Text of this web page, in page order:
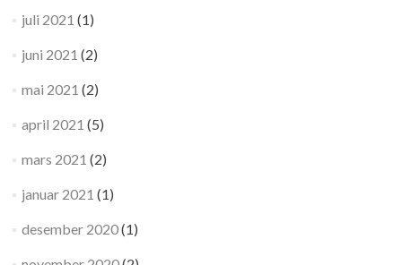
juli 2021 (1)
juni 2021 (2)
mai 2021 (2)
april 2021 (5)
mars 2021 (2)
januar 2021 (1)
desember 2020(1)